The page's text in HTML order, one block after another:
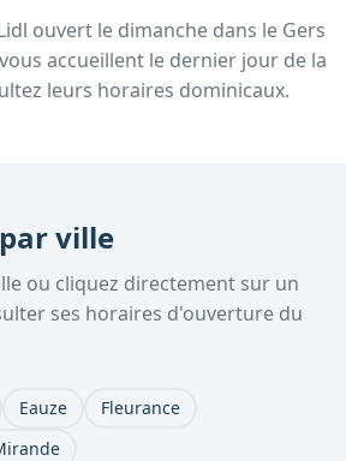
ouvert le dimanche dans le Gers
vous accueillent le dernier jour de la
leurs horaires dominicaux.
ville
ou cliquez directement sur un
ses horaires d'ouverture du
Eauze
Fleurance